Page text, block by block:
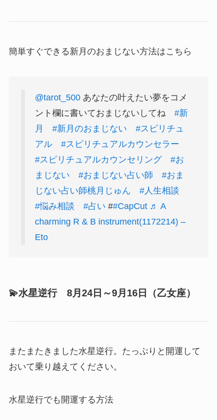
簡単すぐできる新月のおまじない方法はこちら
@tarot_500あなたの叶えたい夢をコメ
ント欄に書いておまじないしてね #新
月
#新月のおまじない
#スピリチュ
アル
#スピリチュアルカウンセラー
#スピリチュアルカウンセリング
#お
まじない
#おまじない占い師
#おま
じない占い師桃月じゅん
#人生相談
#悩み相談
#占い ##CapCut ♬ A
charming R & B instrument(1172214) –
Eto
💫水星逆行 8月24日～9月16日（乙女座）
またまたきました水星逆行。たっぷりと開運して
おいて乗り越えてください。
水星逆行でも開運する方法